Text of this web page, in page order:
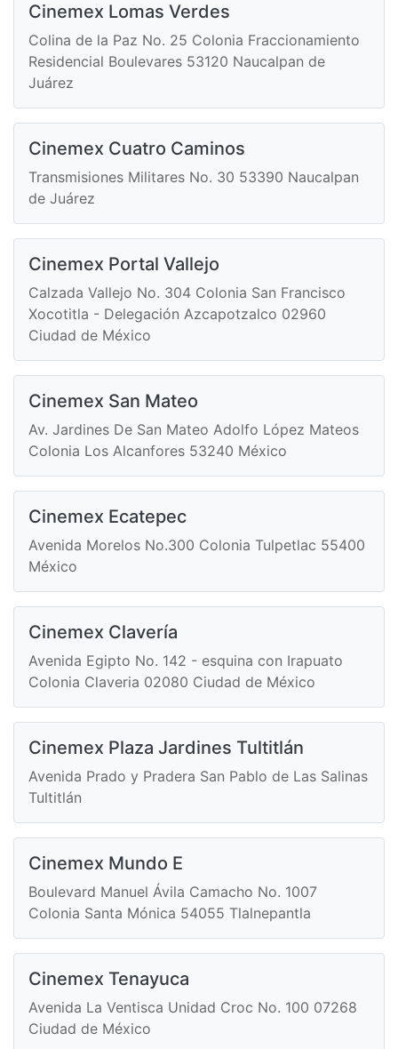
Cinemex Lomas Verdes
Colina de la Paz No. 25 Colonia Fraccionamiento
Residencial Boulevares 53120 Naucalpan de
Juárez
Cinemex Cuatro Caminos
Transmisiones Militares No. 30 53390 Naucalpan
de Juárez
Cinemex Portal Vallejo
Calzada Vallejo No. 304 Colonia San Francisco
Xocotitla - Delegación Azcapotzalco 02960
Ciudad de México
Cinemex San Mateo
Av. Jardines De San Mateo Adolfo López Mateos
Colonia Los Alcanfores 53240 México
Cinemex Ecatepec
Avenida Morelos No.300 Colonia Tulpetlac 55400
México
Cinemex Clavería
Avenida Egipto No. 142 - esquina con Irapuato
Colonia Claveria 02080 Ciudad de México
Cinemex Plaza Jardines Tultitlán
Avenida Prado y Pradera San Pablo de Las Salinas
Tultitlán
Cinemex Mundo E
Boulevard Manuel Ávila Camacho No. 1007
Colonia Santa Mónica 54055 Tlalnepantla
Cinemex Tenayuca
Avenida La Ventisca Unidad Croc No. 100 07268
Ciudad de México